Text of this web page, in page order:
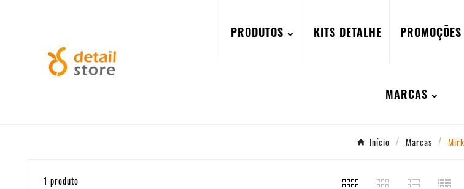
PRODUTOS KITS DETALHE PROMOÇÕES
MARCAS
Início Marcas
1 produto